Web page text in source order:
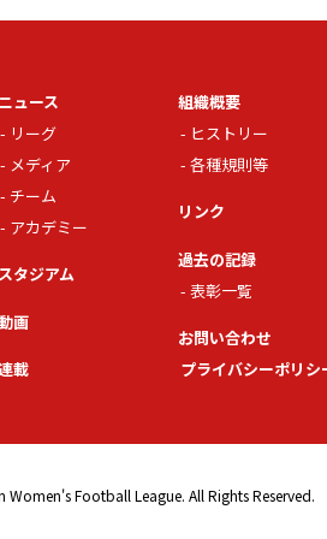
ニュース
リーグ
メディア
チーム
アカデミー
スタジアム
画
載
組織概要
ヒストリー
各種規則等
リンク
過去の記録
表彰一覧
お問い合わせ
プライバシーポリシ
Football League. All Rights Reserved.